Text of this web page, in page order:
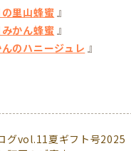
里山蜂蜜』
かん蜂蜜』
のハニージュレ 』
グvol.11夏ギフト号